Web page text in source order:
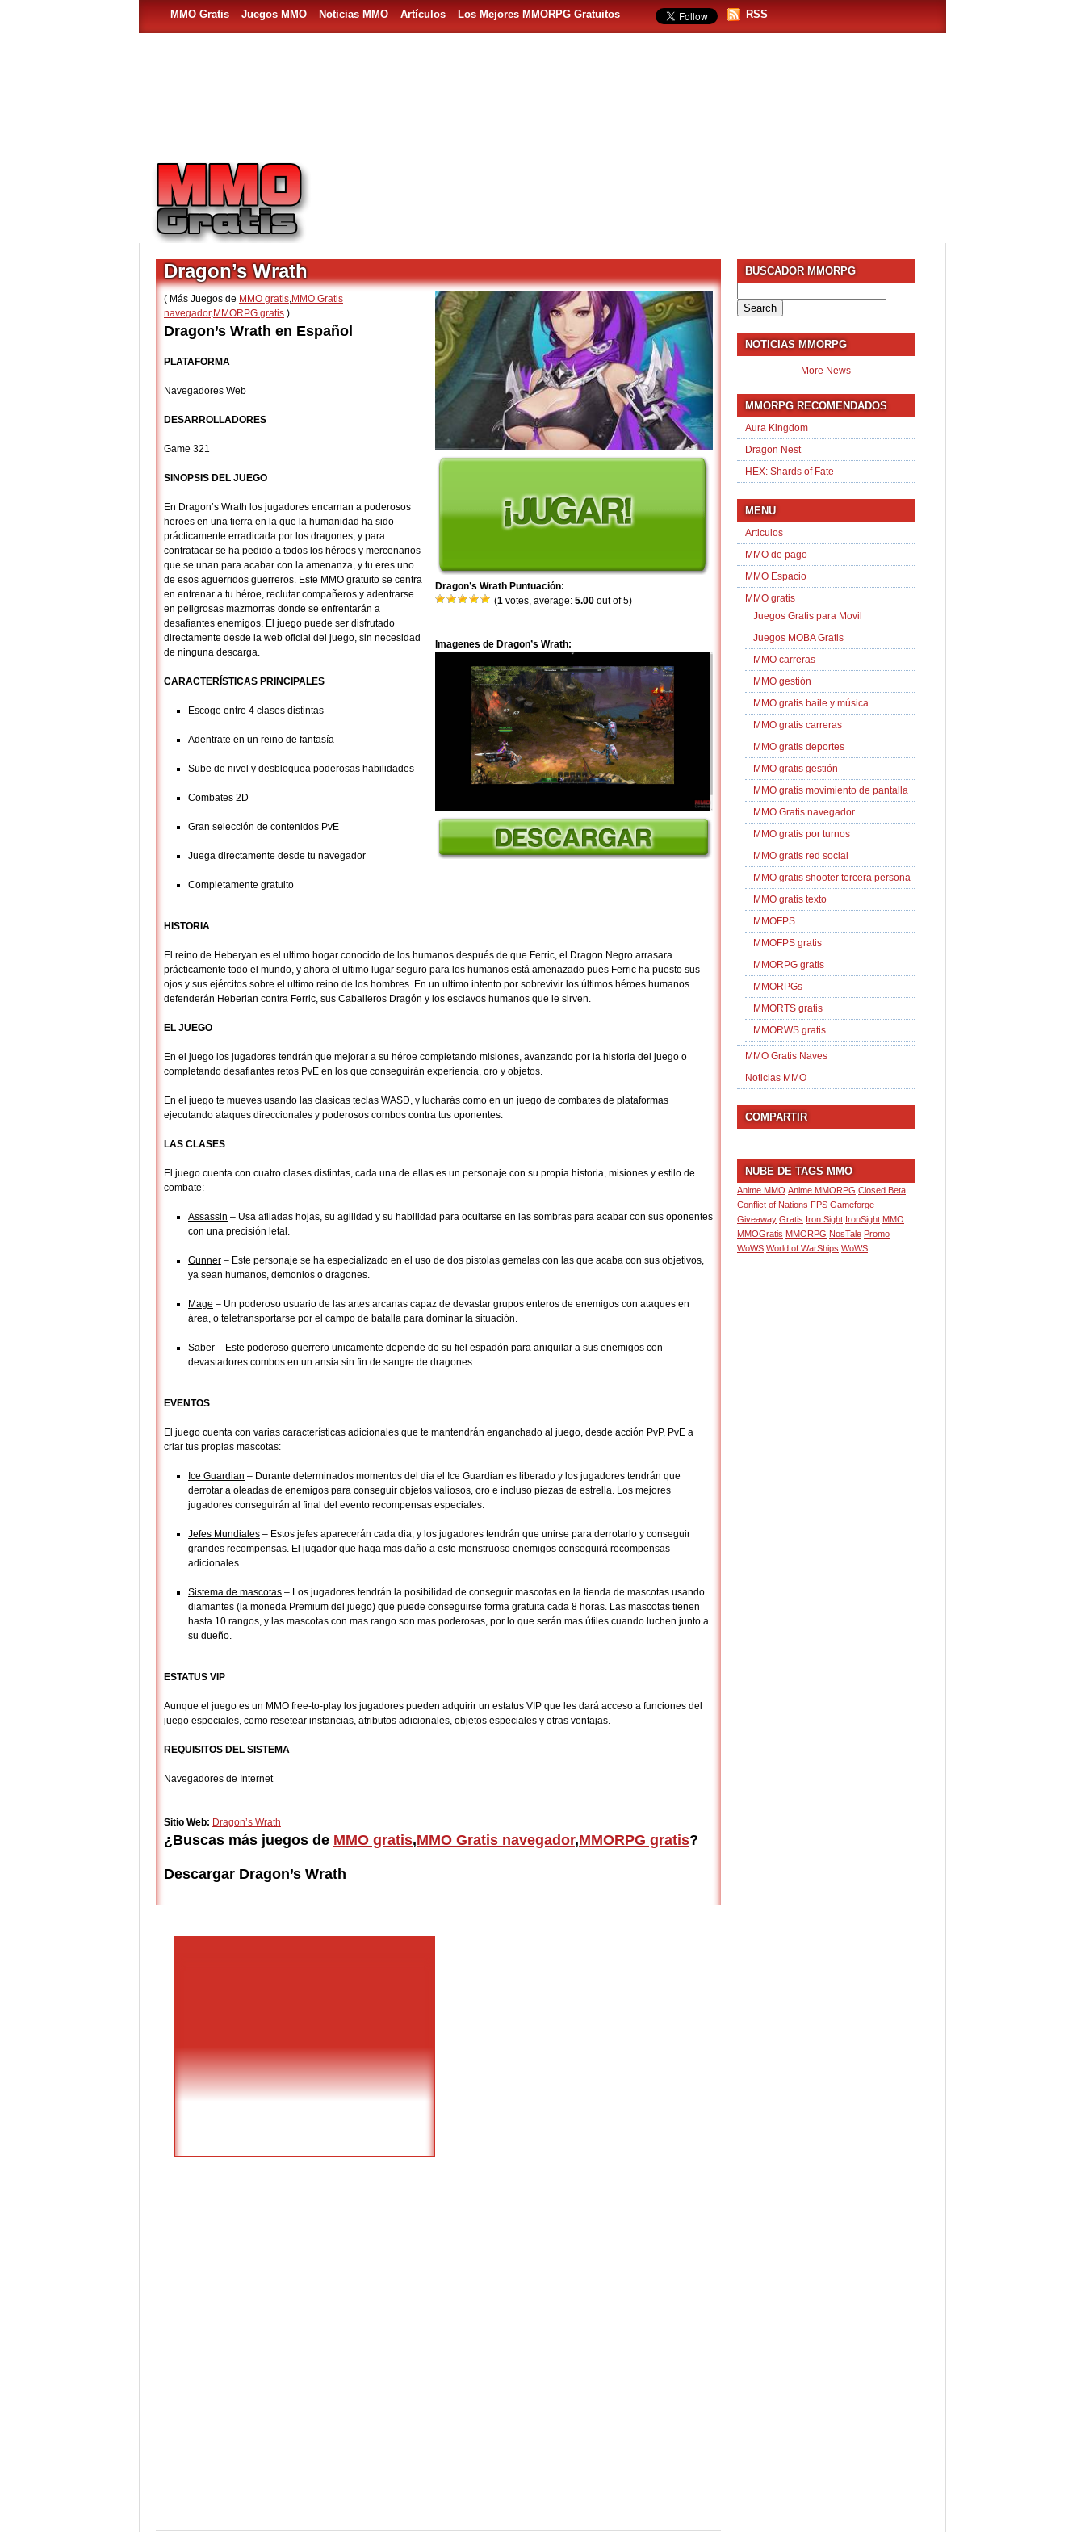
MMO Gratis Juegos MMO Noticias MMO Artículos Los Mejores MMORPG Gratuitos RSS
Dragon’s Wrath Puntuación:
(1 votes, average: 5.00 out of 5)
Imagenes de Dragon’s Wrath:
Dragon’s Wrath
( Más Juegos de MMO gratis,MMO Gratis
navegador,MMORPG gratis )
Dragon’s Wrath en Español
PLATAFORMA
Navegadores Web
DESARROLLADORES
Game 321
SINOPSIS DEL JUEGO
En Dragon’s Wrath los jugadores encarnan a poderosos
heroes en una tierra en la que la humanidad ha sido
prácticamente erradicada por los dragones, y para
contratacar se ha pedido a todos los héroes y mercenarios
que se unan para acabar con la amenanza, y tu eres uno
de esos aguerridos guerreros. Este MMO gratuito se centra
en entrenar a tu héroe, reclutar compañeros y adentrarse
en peligrosas mazmorras donde se enfrentarán a
desafiantes enemigos. El juego puede ser disfrutado
directamente desde la web oficial del juego, sin necesidad
de ninguna descarga.
CARACTERÍSTICAS PRINCIPALES
Escoge entre 4 clases distintas
Adentrate en un reino de fantasía
Sube de nivel y desbloquea poderosas habilidades
Combates 2D
Gran selección de contenidos PvE
Juega directamente desde tu navegador
Completamente gratuito
HISTORIA
El reino de Heberyan es el ultimo hogar conocido de los humanos después de que Ferric, el Dragon Negro arrasara
prácticamente todo el mundo, y ahora el ultimo lugar seguro para los humanos está amenazado pues Ferric ha puesto sus
ojos y sus ejércitos sobre el ultimo reino de los hombres. En un ultimo intento por sobrevivir los últimos héroes humanos
defenderán Heberian contra Ferric, sus Caballeros Dragón y los esclavos humanos que le sirven.
EL JUEGO
En el juego los jugadores tendrán que mejorar a su héroe completando misiones, avanzando por la historia del juego o
completando desafiantes retos PvE en los que conseguirán experiencia, oro y objetos.
En el juego te mueves usando las clasicas teclas WASD, y lucharás como en un juego de combates de plataformas
ejecutando ataques direccionales y poderosos combos contra tus oponentes.
LAS CLASES
El juego cuenta con cuatro clases distintas, cada una de ellas es un personaje con su propia historia, misiones y estilo de
combate:
Assassin – Usa afiladas hojas, su agilidad y su habilidad para ocultarse en las sombras para acabar con sus oponentes
con una precisión letal.
Gunner – Este personaje se ha especializado en el uso de dos pistolas gemelas con las que acaba con sus objetivos,
ya sean humanos, demonios o dragones.
Mage – Un poderoso usuario de las artes arcanas capaz de devastar grupos enteros de enemigos con ataques en
área, o teletransportarse por el campo de batalla para dominar la situación.
Saber – Este poderoso guerrero unicamente depende de su fiel espadón para aniquilar a sus enemigos con
devastadores combos en un ansia sin fin de sangre de dragones.
EVENTOS
El juego cuenta con varias características adicionales que te mantendrán enganchado al juego, desde acción PvP, PvE a
criar tus propias mascotas:
Ice Guardian – Durante determinados momentos del dia el Ice Guardian es liberado y los jugadores tendrán que
derrotar a oleadas de enemigos para conseguir objetos valiosos, oro e incluso piezas de estrella. Los mejores
jugadores conseguirán al final del evento recompensas especiales.
Jefes Mundiales – Estos jefes aparecerán cada dia, y los jugadores tendrán que unirse para derrotarlo y conseguir
grandes recompensas. El jugador que haga mas daño a este monstruoso enemigos conseguirá recompensas
adicionales.
Sistema de mascotas – Los jugadores tendrán la posibilidad de conseguir mascotas en la tienda de mascotas usando
diamantes (la moneda Premium del juego) que puede conseguirse forma gratuita cada 8 horas. Las mascotas tienen
hasta 10 rangos, y las mascotas con mas rango son mas poderosas, por lo que serán mas útiles cuando luchen junto a
su dueño.
ESTATUS VIP
Aunque el juego es un MMO free-to-play los jugadores pueden adquirir un estatus VIP que les dará acceso a funciones del
juego especiales, como resetear instancias, atributos adicionales, objetos especiales y otras ventajas.
REQUISITOS DEL SISTEMA
Navegadores de Internet
Sitio Web: Dragon’s Wrath
¿Buscas más juegos de MMO gratis,MMO Gratis navegador,MMORPG gratis?
Descargar Dragon’s Wrath
BUSCADOR MMORPG
for:
NOTICIAS MMORPG
More News
MMORPG RECOMENDADOS
Aura Kingdom
Dragon Nest
HEX: Shards of Fate
MENU
Articulos
MMO de pago
MMO Espacio
MMO gratis
Juegos Gratis para Movil
Juegos MOBA Gratis
MMO carreras
MMO gestión
MMO gratis baile y música
MMO gratis carreras
MMO gratis deportes
MMO gratis gestión
MMO gratis movimiento de pantalla
MMO Gratis navegador
MMO gratis por turnos
MMO gratis red social
MMO gratis shooter tercera persona
MMO gratis texto
MMOFPS
MMOFPS gratis
MMORPG gratis
MMORPGs
MMORTS gratis
MMORWS gratis
MMO Gratis Naves
Noticias MMO
COMPARTIR
NUBE DE TAGS MMO
Anime MMO Anime MMORPG Closed Beta
Conflict of Nations FPS Gameforge
Giveaway Gratis Iron Sight IronSight MMO
MMOGratis MMORPG NosTale Promo
WoWS World of WarShips WoWS